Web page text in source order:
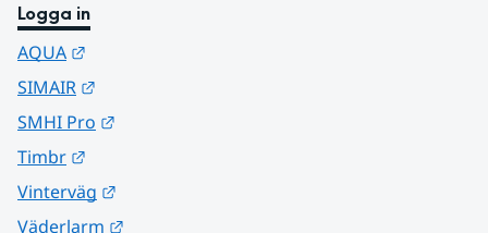
Logga in
AQUA
SIMAIR
SMHI Pro
Timbr
Vinterväg
Väderlarm